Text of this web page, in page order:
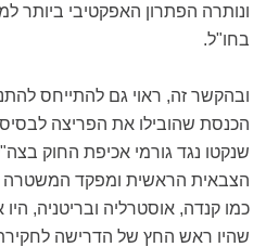
ונותרה הפתרון האפקטיבי ביותר
בחו"ל.
ובהקשר זה, ראוי גם להתייחס
הכנסת שהובילו את הפריצה
שנקטו נגד גורמי אכיפת החוק
הצבאית הראשית ומפקד המשטרה
כמו קנדה, אוסטרליה ובריטניה,
שהיו ראש החץ של הדרישה